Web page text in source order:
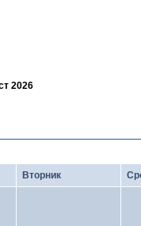
2026
Вторник